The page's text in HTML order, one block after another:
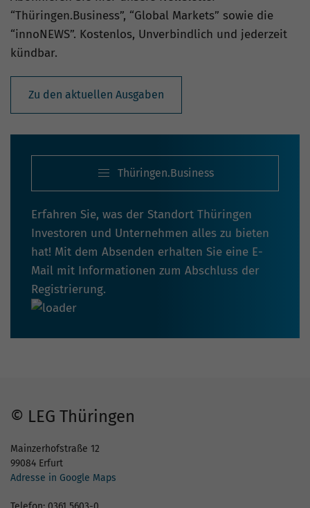
“Thüringen.Business”, “Global Markets” sowie die
“innoNEWS”. Kostenlos, Unverbindlich und jederzeit
kündbar.
Zu den aktuellen Ausgaben
Thüringen.Business
Erfahren Sie, was der Standort Thüringen
Investoren und Unternehmen alles zu bieten
hat! Mit dem Absenden erhalten Sie eine E-
Mail mit Informationen zum Abschluss der
Registrierung.
© LEG Thüringen
Mainzerhofstraße 12
99084 Erfurt
Adresse in Google Maps